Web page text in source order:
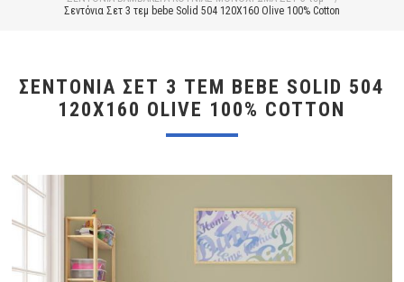
Σεντόνια Σετ 3 τεμ bebe Solid 504 120X160 Olive 100% Cotton
ΣΕΝΤΌΝΙΑ ΣΕΤ 3 ΤΕΜ BEBE SOLID 504
120X160 OLIVE 100% COTTON